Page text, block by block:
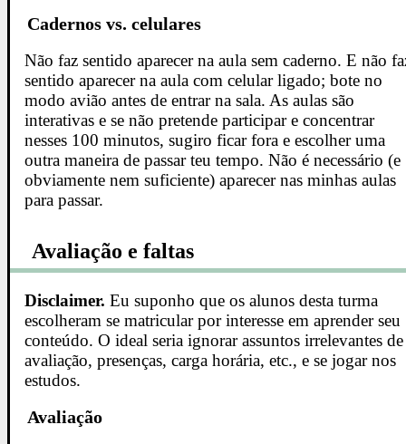
Cadernos vs. celulares
Não faz sentido aparecer na aula sem caderno. E não
sentido aparecer na aula com celular ligado; bote no
modo avião antes de entrar na sala. As aulas são
interativas e se não pretende participar e concentrar
nesses 100 minutos, sugiro ficar fora e escolher uma
outra maneira de passar teu tempo. Não é necessário (e
obviamente nem suficiente) aparecer nas minhas aulas
para passar.
Avaliação e faltas
Disclaimer. Eu suponho que os alunos desta turma
escolheram se matricular por interesse em aprender seu
conteúdo. O ideal seria ignorar assuntos irrelevantes de
avaliação, presenças, carga horária, etc., e se jogar nos
estudos.
Avaliação